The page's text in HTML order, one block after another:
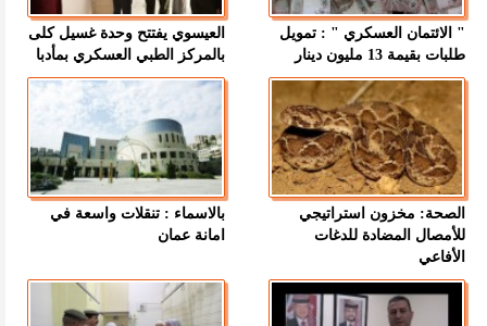
" الائتمان العسكري " : تمويل
طلبات بقيمة 13 مليون دينار
العيسوي يفتتح وحدة غسيل كلى
بالمركز الطبي العسكري بمأدبا
الصحة: مخزون استراتيجي
للأمصال المضادة للدغات
الأفاعي
بالاسماء : تنقلات واسعة في
امانة عمان